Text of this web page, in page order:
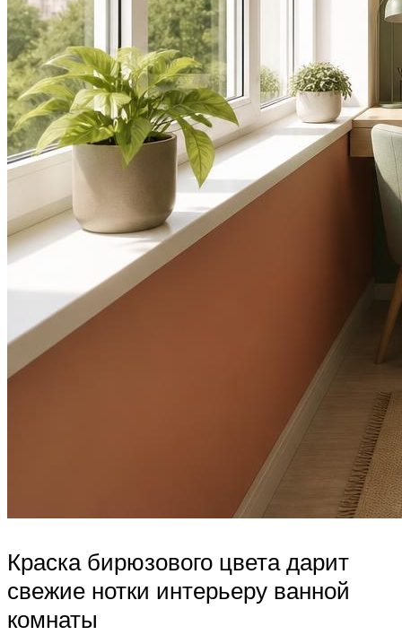
Краска бирюзового цвета дарит
свежие нотки интерьеру ванной
комнаты